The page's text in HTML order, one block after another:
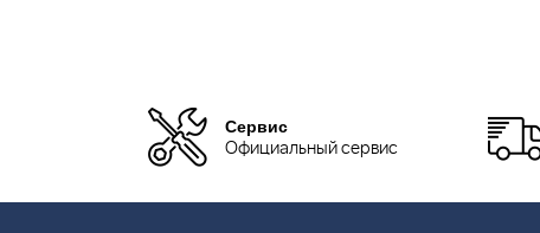
Сервис
Официальный сервис